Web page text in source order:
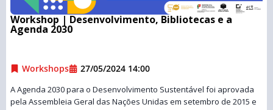
Workshop | Desenvolvimento, Bibliotecas e a
Agenda 2030
Workshops 27/05/2024 14:00
A Agenda 2030 para o Desenvolvimento Sustentável foi aprovada
pela Assembleia Geral das Nações Unidas em setembro de 2015 e